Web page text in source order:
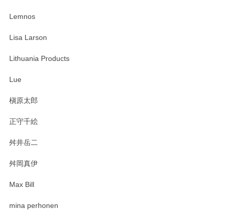
たm(_)m
います。無事に届いたようで安心いたしまし
Lemnos
Lisa Larson
Lithuania Products
Lue
槇原太郎
正守千絵
舛井岳二
舛岡真伊
Max Bill
mina perhonen